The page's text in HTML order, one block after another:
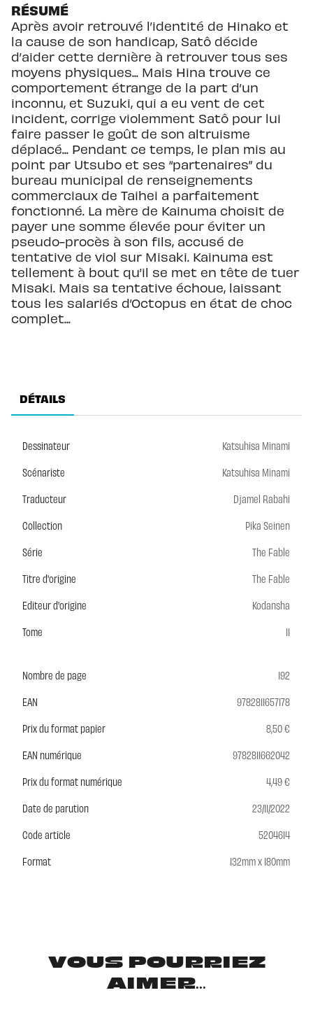
RÉSUMÉ
Après avoir retrouvé l’identité de Hinako et
la cause de son handicap, Satô décide
d’aider cette dernière à retrouver tous ses
moyens physiques... Mais Hina trouve ce
comportement étrange de la part d’un
inconnu, et Suzuki, qui a eu vent de cet
incident, corrige violemment Satô pour lui
faire passer le goût de son altruisme
déplacé... Pendant ce temps, le plan mis au
point par Utsubo et ses “partenaires” du
bureau municipal de renseignements
commerciaux de Taihei a parfaitement
fonctionné. La mère de Kainuma choisit de
payer une somme élevée pour éviter un
pseudo-procès à son fils, accusé de
tentative de viol sur Misaki. Kainuma est
tellement à bout qu’il se met en tête de tuer
Misaki. Mais sa tentative échoue, laissant
tous les salariés d’Octopus en état de choc
complet...
DÉTAILS
Dessinateur
Katsuhisa Minami
Scénariste
Katsuhisa Minami
Traducteur
Djamel Rabahi
Collection
Pika Seinen
Série
The Fable
Titre d'origine
The Fable
Editeur d'origine
Kodansha
Tome
11
Nombre de page
192
EAN
9782811657178
Prix du format papier
8,50 €
EAN numérique
9782811662042
Prix du format numérique
4,49 €
Date de parution
23/11/2022
Code article
5204614
Format
132mm x 180mm
VOUS POURRIEZ
AIMER...